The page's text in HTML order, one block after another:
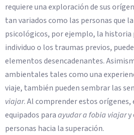
requiere una exploración de sus
tan variados como las personas que
psicológicos, por ejemplo, la historia
individuo o los traumas previos,
elementos desencadenantes.
ambientales tales como una
viaje, también pueden sembrar las
viajar. Al comprender estos
equipados paraayudar a fobia viajary
personas hacia la superación.